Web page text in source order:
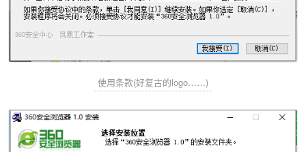
使用条款(好复古的logo……)